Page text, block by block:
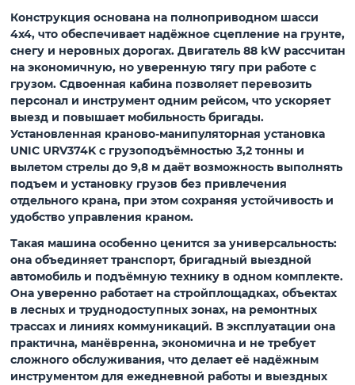
Конструкция основана на полноприводном шасси
4x4, что обеспечивает надёжное сцепление на грунте,
снегу и неровных дорогах. Двигатель 88 kW рассчитан
на экономичную, но уверенную тягу при работе с
грузом. Сдвоенная кабина позволяет перевозить
персонал и инструмент одним рейсом, что ускоряет
выезд и повышает мобильность бригады.
Установленная краново-манипуляторная установка
UNIC URV374K с грузоподъёмностью 3,2 тонны и
вылетом стрелы до 9,8 м даёт возможность выполнять
подъем и установку грузов без привлечения
отдельного крана, при этом сохраняя устойчивость и
удобство управления краном.
Такая машина особенно ценится за универсальность:
она объединяет транспорт, бригадный выездной
автомобиль и подъёмную технику в одном комплекте.
Она уверенно работает на стройплощадках, объектах
в лесных и труднодоступных зонах, на ремонтных
трассах и линиях коммуникаций. В эксплуатации она
практична, манёвренна, экономична и не требует
сложного обслуживания, что делает её надёжным
инструментом для ежедневной работы и выездных